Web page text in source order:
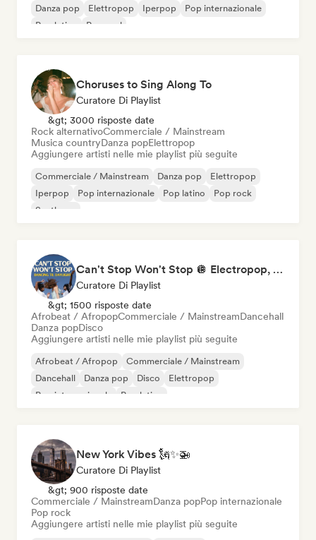
Danza pop
Elettropop Iperpop
Pop internazionale
Pop latino
Pop soul
Choruses to Sing Along To
Curatore Di Playlist
&gt; 3000 risposte date
Rock alternativoCommerciale / Mainstream
Musica countryDanza popElettropop
Aggiungere artisti nelle mie playlist più seguite
Commerciale / Mainstream Danza pop
Elettropop
Iperpop
Pop internazionale Pop latino
Pop rock
Synthpop
Can't Stop Won't Stop 🪩 Electropop, Dance-Pop & Nu Disco
Curatore Di Playlist
&gt; 1500 risposte date
Afrobeat / AfropopCommerciale / MainstreamDancehall
Danza popDisco
Aggiungere artisti nelle mie playlist più seguite
Afrobeat / Afropop
Commerciale / Mainstream
Dancehall
Danza pop Disco
Elettropop
Pop internazionale
Pop latino
New York Vibes 🗽✨🚁
Curatore Di Playlist
&gt; 900 risposte date
Commerciale / MainstreamDanza popPop internazionale
Pop rock
Aggiungere artisti nelle mie playlist più seguite